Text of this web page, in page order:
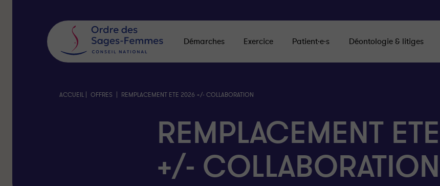
Démarches Exercice Patient·e·s Déontologie & litiges
ACCUEIL | OFFRES | REMPLACEMENT ETE 2026 +/- COLLABORATION
REMPLACEMENT
+/- COLLABORATION